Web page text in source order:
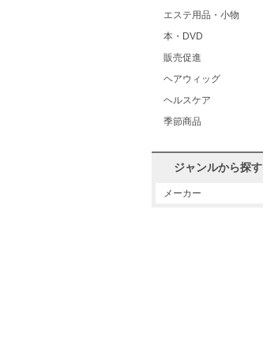
エステ用品・小物
本・DVD
販売促進
ヘアウィッグ
ヘルスケア
季節商品
ジャンルから探す
メーカー